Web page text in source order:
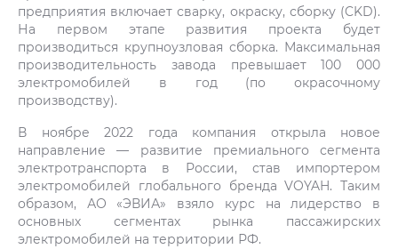
предприятия включает сварку, окраску, сборку (CKD).
На первом этапе развития проекта будет
производиться крупноузловая сборка. Максимальная
производительность завода превышает 100 000
электромобилей в год (по окрасочному
производству).
В ноябре 2022 года компания открыла новое
направление — развитие премиального сегмента
электротранспорта в России, став импортером
электромобилей глобального бренда VOYAH. Таким
образом, АО «ЭВИА» взяло курс на лидерство в
основных сегментах рынка пассажирских
электромобилей на территории РФ.